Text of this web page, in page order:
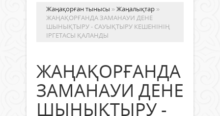
Жаңақорған тынысы »Жаңалықтар »
ЖАҢАҚОРҒАНДА ЗАМАНАУИ ДЕНЕ
ШЫНЫҚТЫРУ - САУЫҚТЫРУ КЕШЕНІНІҢ
ІРГЕТАСЫ ҚАЛАНДЫ
ЖАҢАҚОРҒАНДА
ЗАМАНАУИ ДЕНЕ
ШЫНЫҚТЫРУ -